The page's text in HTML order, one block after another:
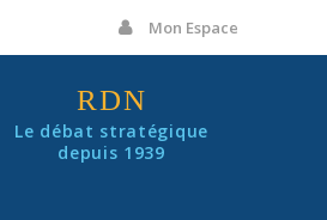
Mon Espace
RDN
Le débat stratégique
depuis 1939